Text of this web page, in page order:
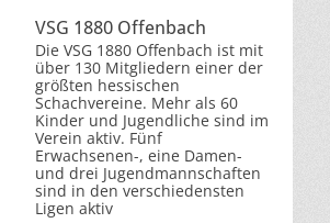
VSG 1880 Offenbach
Die VSG 1880 Offenbach ist mit
über 130 Mitgliedern einer der
größten hessischen
Schachvereine. Mehr als 60
Kinder und Jugendliche sind im
Verein aktiv. Fünf
Erwachsenen-, eine Damen-
und drei Jugendmannschaften
sind in den verschiedensten
Ligen aktiv